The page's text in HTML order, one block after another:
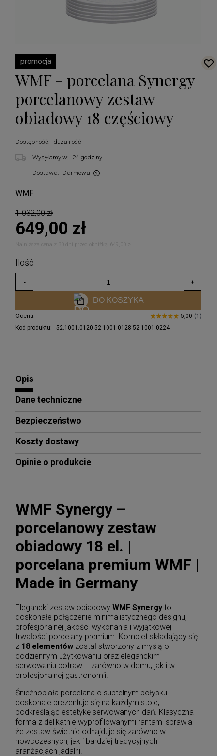
promocja
WMF - porcelana Synergy
porcelanowy zestaw
obiadowy 18 częściowy
Dostępność: duża ilość
Wysyłamy w: 24 godziny
Dostawa: Darmowa
WMF
1 032,00 zł
649,00 zł
Najniższa cena z 30 dni przed obniżką: 649,00 zł
DO KOSZYKA
Ocena:
Kod produktu:
52.1001.0120 52.1001.0128 52.1001.0224
Opis
Dane techniczne
Bezpieczeństwo
Koszty dostawy
Opinie o produkcie
WMF Synergy –
porcelanowy zestaw
obiadowy 18 el. |
porcelana premium WMF |
Made in Germany
Elegancki zestaw obiadowy WMF Synergy to
doskonałe połączenie minimalistycznego designu,
profesjonalnej jakości wykonania i wyjątkowej
trwałości porcelany premium. Komplet składający się
z 18 elementów został stworzony z myślą o
codziennym użytkowaniu oraz eleganckim
serwowaniu potraw – zarówno w domu, jak i w
profesjonalnej gastronomii.
Śnieżnobiała porcelana o subtelnym połysku
doskonale prezentuje się na każdym stole,
podkreślając estetykę serwowanych dań. Klasyczna
forma z delikatnie wyprofilowanymi rantami sprawia,
że zestaw świetnie odnajduje się zarówno w
nowoczesnych, jak i bardziej tradycyjnych
aranżacjach jadalni.